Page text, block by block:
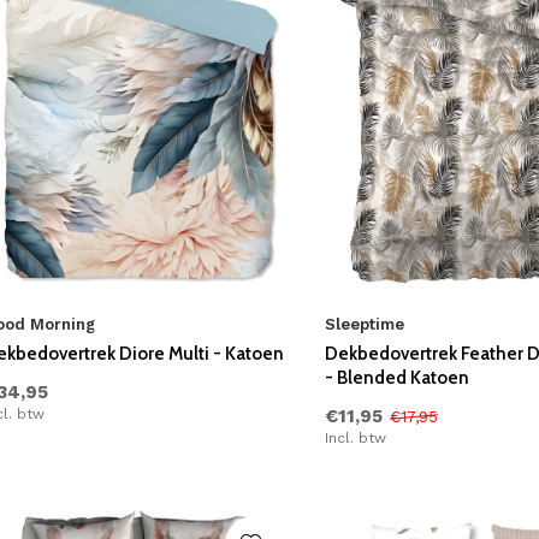
Morning
Diore Multi - Katoen
btw
Sleeptime
Dekbedovertrek Feather
- Blended Katoen
€11,95 €17,95
Incl. btw